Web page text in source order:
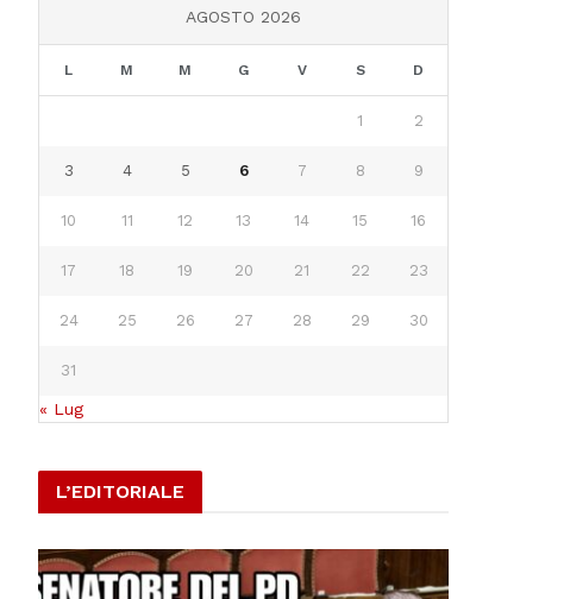
AGOSTO 2026
L M M G V S D
1 2
3 4 5 6 7 8 9
10 11 12 13 14 15 16
17 18 19 20 21 22 23
24 25 26 27 28 29 30
31
« Lug
L’EDITORIALE